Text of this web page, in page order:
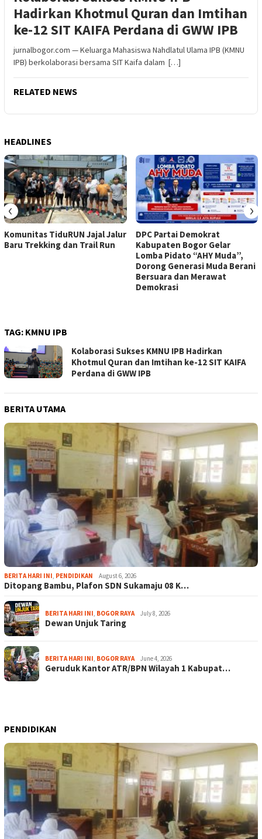
Hadirkan Khotmul Quran dan Imtihan
ke-12 SIT KAIFA Perdana di GWW IPB
jurnalbogor.com — Keluarga Mahasiswa Nahdlatul Ulama IPB (KMNU
IPB) berkolaborasi bersama SIT Kaifa dalam […]
RELATED NEWS
HEADLINES
Komunitas TiduRUN Jajal Jalur
Baru Trekking dan Trail Run
DPC Partai Demokrat
Kabupaten Bogor Gelar
Lomba Pidato “AHY Muda”,
Dorong Generasi Muda Berani
Bersuara dan Merawat
Demokrasi
‹ ›
TAG: KMNU IPB
Kolaborasi Sukses KMNU IPB Hadirkan
Khotmul Quran dan Imtihan ke-12 SIT KAIFA
Perdana di GWW IPB
BERITA UTAMA
BERITA HARI INI, PENDIDIKAN August 6, 2026
Ditopang Bambu, Plafon SDN Sukamaju 08 K…
BERITA HARI INI, BOGOR RAYA July 8, 2026
Dewan Unjuk Taring
BERITA HARI INI, BOGOR RAYA June 4, 2026
Geruduk Kantor ATR/BPN Wilayah 1 Kabupat…
PENDIDIKAN